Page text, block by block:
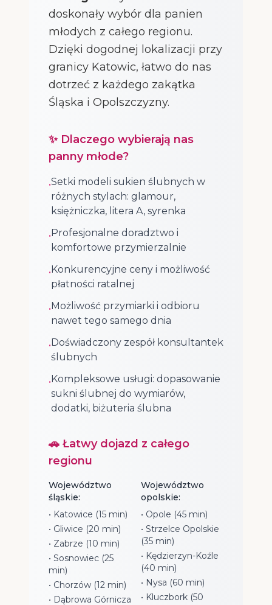
doskonały wybór dla panien
młodych z całego regionu.
Dzięki dogodnej lokalizacji przy
granicy Katowic, łatwo do nas
dotrzeć z każdego zakątka
Śląska i Opolszczyzny.
✨ Dlaczego wybierają nas
panny młode?
•Setki modeli sukien ślubnych w
różnych stylach: glamour,
księżniczka, litera A, syrenka
•Profesjonalne doradztwo i
komfortowe przymierzalnie
•Konkurencyjne ceny i możliwość
płatności ratalnej
•Możliwość przymiarki i odbioru
nawet tego samego dnia
•Doświadczony zespół konsultantek
ślubnych
•Kompleksowe usługi: dopasowanie
sukni ślubnej do wymiarów,
dodatki, biżuteria ślubna
🚗 Łatwy dojazd z całego
regionu
Województwo
śląskie:
• Katowice (15 min)
• Gliwice (20 min)
• Zabrze (10 min)
• Sosnowiec (25
min)
• Chorzów (12 min)
• Dąbrowa Górnicza
Województwo
opolskie:
• Opole (45 min)
• Strzelce Opolskie
(35 min)
• Kędzierzyn-Koźle
(40 min)
• Nysa (60 min)
• Kluczbork (50